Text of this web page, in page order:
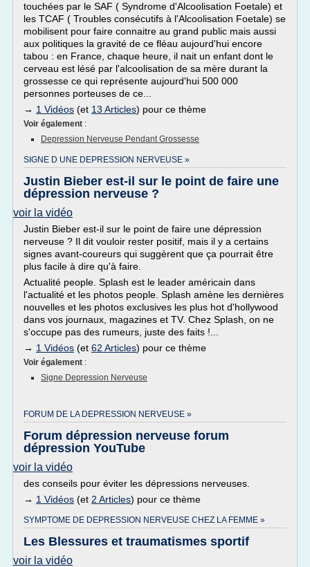
touchées par le SAF ( Syndrome d'Alcoolisation Foetale) et
les TCAF ( Troubles consécutifs à l'Alcoolisation Foetale) se
mobilisent pour faire connaitre au grand public mais aussi
aux politiques la gravité de ce fléau aujourd'hui encore
tabou : en France, chaque heure, il nait un enfant dont le
cerveau est lésé par l'alcoolisation de sa mère durant la
grossesse ce qui représente aujourd'hui 500 000
personnes porteuses de ce...
→ 1 Vidéos (et 13 Articles) pour ce thème
Voir également :
Depression Nerveuse Pendant Grossesse
SIGNE D UNE DEPRESSION NERVEUSE »
Justin Bieber est-il sur le point de faire une
dépression nerveuse ?
voir la vidéo
Justin Bieber est-il sur le point de faire une dépression
nerveuse ? Il dit vouloir rester positif, mais il y a certains
signes avant-coureurs qui suggèrent que ça pourrait être
plus facile à dire qu'à faire.
Actualité people. Splash est le leader américain dans
l'actualité et les photos people. Splash amène les dernières
nouvelles et les photos exclusives les plus hot d'hollywood
dans vos journaux, magazines et TV. Chez Splash, on ne
s'occupe pas des rumeurs, juste des faits !...
→ 1 Vidéos (et 62 Articles) pour ce thème
Voir également :
Signe Depression Nerveuse
FORUM DE LA DEPRESSION NERVEUSE »
Forum dépression nerveuse forum
dépression YouTube
voir la vidéo
des conseils pour éviter les dépressions nerveuses.
→ 1 Vidéos (et 2 Articles) pour ce thème
SYMPTOME DE DEPRESSION NERVEUSE CHEZ LA FEMME »
Les Blessures et traumatismes sportif
voir la vidéo